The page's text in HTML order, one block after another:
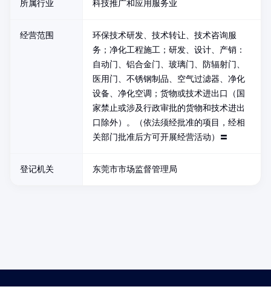
所属行业 科技推广和应用服务业
经营范围
环保技术研发、技术转让、技术咨询服
务；净化工程施工；研发、设计、产销：
自动门、铝合金门、玻璃门、防辐射门、
医用门、不锈钢制品、空气过滤器、净化
设备、净化空调；货物或技术进出口（国
家禁止或涉及行政审批的货物和技术进出
口除外）。（依法须经批准的项目，经相
关部门批准后方可开展经营活动）〓
登记机关 东莞市市场监督管理局